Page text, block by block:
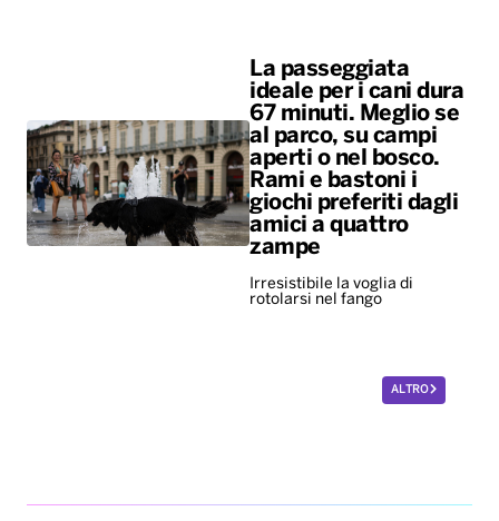
La passeggiata
ideale per i cani dura
67 minuti. Meglio se
al parco, su campi
aperti o nel bosco.
Rami e bastoni i
giochi preferiti dagli
amici a quattro
zampe
Irresistibile la voglia di
rotolarsi nel fango
ALTRO